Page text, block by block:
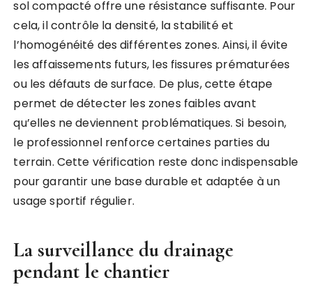
sol compacté offre une résistance suffisante. Pour
cela, il contrôle la densité, la stabilité et
l’homogénéité des différentes zones. Ainsi, il évite
les affaissements futurs, les fissures prématurées
ou les défauts de surface. De plus, cette étape
permet de détecter les zones faibles avant
qu’elles ne deviennent problématiques. Si besoin,
le professionnel renforce certaines parties du
terrain. Cette vérification reste donc indispensable
pour garantir une base durable et adaptée à un
usage sportif régulier.
La surveillance du drainage
pendant le chantier